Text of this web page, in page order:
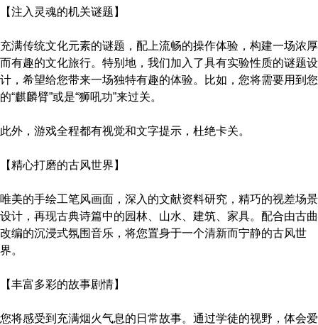
【注入灵魂的机关谜题】
充满传统文化元素的谜题，配上流畅的操作体验，构建一场浓厚
而有趣的文化旅行。特别地，我们加入了具有实验性质的谜题设
计，希望给您带来一场独特有趣的体验。比如，您将需要用到您
的“麒麟臂”或是“狮吼功”来过关。
此外，游戏全程都有视觉和文字提示，杜绝卡关。
【精心打磨的古风世界】
唯美的手绘工笔风画面，深入的文献资料研究，精巧的视差场景
设计，再现古典诗篇中的园林、山水、建筑、家具。配合由古曲
改编的沉浸式氛围音乐，将您置身于一个清新而宁静的古风世
界。
【丰富多彩的故事剧情】
您将感受到充满烟火气息的日常故事。通过学徒的视野，体会爱